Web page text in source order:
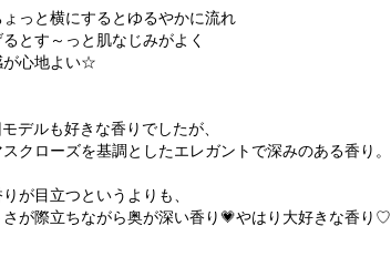
ょっと横にするとゆるやかに流れ
とす～っと肌なじみがよく
が心地よい☆
デルも好きな香りでしたが、
クローズを基調としたエレガントで深みのある香り。
が目立つというよりも、
さが際立ちながら奥が深い香り💗やはり大好きな香り♡